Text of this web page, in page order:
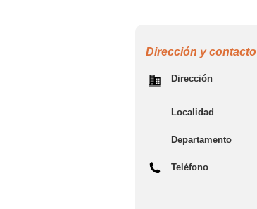
Dirección y contacto
Dirección
Localidad
Departamento
Teléfono